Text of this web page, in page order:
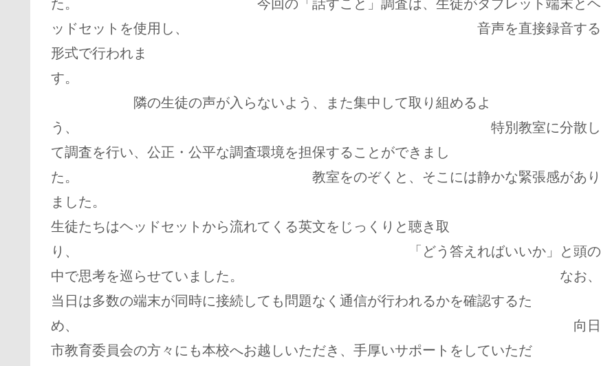
た。 今回の「話すこと」調査は、生徒がタブレット端末とヘ
ッドセットを使用し、 音声を直接録音する
形式で行われま
す。
隣の生徒の声が入らないよう、また集中して取り組めるよ
う、 特別教室に分散し
て調査を行い、公正・公平な調査環境を担保することができまし
た。 教室をのぞくと、そこには静かな緊張感があり
ました。
生徒たちはヘッドセットから流れてくる英文をじっくりと聴き取
り、 「どう答えればいいか」と頭の
中で思考を巡らせていました。 なお、
当日は多数の端末が同時に接続しても問題なく通信が行われるかを確認するた
め、 向日
市教育委員会の方々にも本校へお越しいただき、手厚いサポートをしていただ